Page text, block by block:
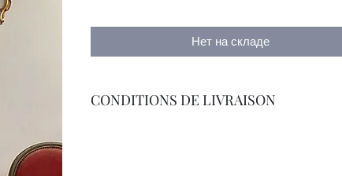
Нет на складе
CONDITIONS DE LIVRAISON